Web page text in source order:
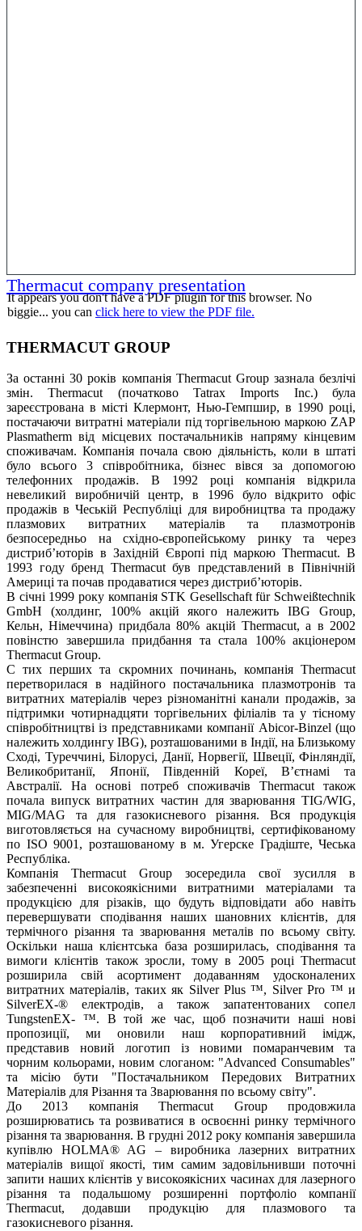
It appears you don't have a PDF plugin for this browser. No
biggie... you can click here to view the PDF file.
Thermacut company presentation
THERMACUT GROUP
За останні 30 років компанія Thermacut Group зазнала безлічі
змін. Thermacut (початково Tatrax Imports Inc.) була
зареєстрована в місті Клермонт, Нью-Гемпшир, в 1990 році,
постачаючи витратні матеріали під торгівельною маркою ZAP
Plasmatherm від місцевих постачальників напряму кінцевим
споживачам. Компанія почала свою діяльність, коли в штаті
було всього 3 співробітника, бізнес вівся за допомогою
телефонних продажів. В 1992 році компанія відкрила
невеликий виробничій центр, в 1996 було відкрито офіс
продажів в Чеській Республіці для виробництва та продажу
плазмових витратних матеріалів та плазмотронів
безпосередньо на східно-європейському ринку та через
дистриб’юторів в Західній Європі під маркою Thermacut. В
1993 году бренд Thermacut був представлений в Північній
Америці та почав продаватися через дистриб’юторів.
В січні 1999 року компанія STK Gesellschaft für Schweißtechnik
GmbH (холдинг, 100% акцій якого належить IBG Group,
Кельн, Німеччина) придбала 80% акцій Thermacut, а в 2002
повінстю завершила придбання та стала 100% акціонером
Thermacut Group.
С тих перших та скромних починань, компанія Thermacut
перетворилася в надійного постачальника плазмотронів та
витратних матеріалів через різноманітні канали продажів, за
підтримки чотирнадцяти торгівельних філіалів та у тісному
співробітництві із представниками компанії Abicor-Binzel (що
належить холдингу IBG), розташованими в Індії, на Близькому
Сході, Туреччині, Білорусі, Данії, Норвегії, Швеції, Фінляндії,
Великобританії, Японії, Південній Кореї, В’єтнамі та
Австралії. На основі потреб споживачів Thermacut також
почала випуск витратних частин для зварювання TIG/WIG,
MIG/MAG та для газокисневого різання. Вся продукція
виготовляється на сучасному виробництві, сертифікованому
по ISO 9001, розташованому в м. Угерске Градіште, Чеська
Республіка.
Компанія Thermacut Group зосередила свої зусилля в
забезпеченні високоякісними витратними матеріалами та
продукцією для різаків, що будуть відповідати або навіть
перевершувати сподівання наших шановних клієнтів, для
термічного різання та зварювання металів по всьому світу.
Оскільки наша клієнтська база розширилась, сподівання та
вимоги клієнтів також зросли, тому в 2005 році Thermacut
розширила свій асортимент додаванням удосконалених
витратних матеріалів, таких як Silver Plus ™, Silver Pro ™ и
SilverEX-® електродів, а також запатентованих сопел
TungstenEX- ™. В той же час, щоб позначити наші нові
пропозиції, ми оновили наш корпоративний імідж,
представив новий логотип із новими помаранчевим та
чорним кольорами, новим слоганом: "Advanced Consumables"
та місію бути "Постачальником Передових Витратних
Матеріалів для Різання та Зварювання по всьому світу".
До 2013 компанія Thermacut Group продовжила
розширюватись та розвиватися в освоєнні ринку термічного
різання та зварювання. В грудні 2012 року компанія завершила
купівлю HOLMA® AG – виробника лазерних витратних
матеріалів вищої якості, тим самим задовільнивши поточні
запити наших клієнтів у високоякісних часинах для лазерного
різання та подальшому розширенні портфоліо компанії
Thermacut, додавши продукцію для плазмового та
газокисневого різання.